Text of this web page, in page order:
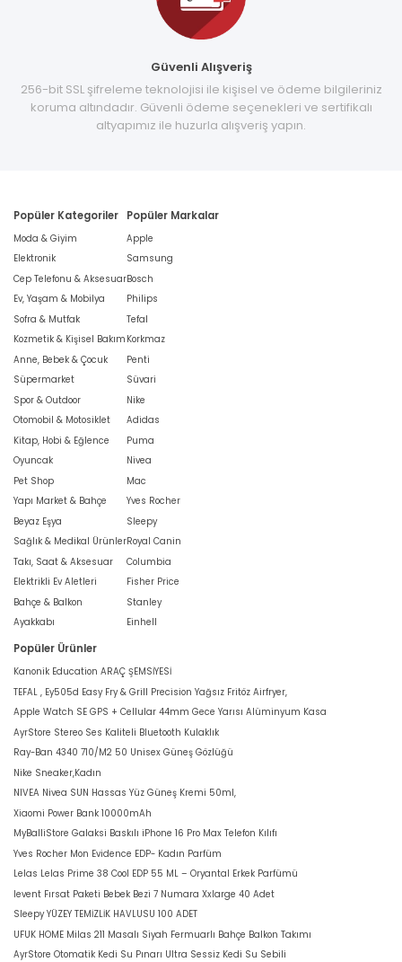
Güvenli Alışveriş
256-bit SSL şifreleme teknolojisi ile kişisel ve ödeme bilgileriniz
koruma altındadır. Güvenli ödeme seçenekleri ve sertifikalı
altyapımız ile huzurla alışveriş yapın.
Popüler Kategoriler
Moda & Giyim
Elektronik
Cep Telefonu & Aksesuar
Ev, Yaşam & Mobilya
Sofra & Mutfak
Kozmetik & Kişisel Bakım
Anne, Bebek & Çocuk
Süpermarket
Spor & Outdoor
Otomobil & Motosiklet
Kitap, Hobi & Eğlence
Oyuncak
Pet Shop
Yapı Market & Bahçe
Beyaz Eşya
Sağlık & Medikal Ürünler
Takı, Saat & Aksesuar
Elektrikli Ev Aletleri
Bahçe & Balkon
Ayakkabı
Popüler Markalar
Apple
Samsung
Bosch
Philips
Tefal
Korkmaz
Penti
Süvari
Nike
Adidas
Puma
Nivea
Mac
Yves Rocher
Sleepy
Royal Canin
Columbia
Fisher Price
Stanley
Einhell
Popüler Ürünler
Kanonik Education ARAÇ ŞEMSİYESİ
TEFAL , Ey505d Easy Fry & Grill Precision Yağsız Fritöz Airfryer,
Apple Watch SE GPS + Cellular 44mm Gece Yarısı Alüminyum Kasa
AyrStore Stereo Ses Kaliteli Bluetooth Kulaklık
Ray-Ban 4340 710/M2 50 Unisex Güneş Gözlüğü
Nike Sneaker,Kadın
NIVEA Nivea SUN Hassas Yüz Güneş Kremi 50ml,
Xiaomi Power Bank 10000mAh
MyBalliStore Galaksi Baskılı iPhone 16 Pro Max Telefon Kılıfı
Yves Rocher Mon Evidence EDP- Kadın Parfüm
Lelas Lelas Prime 38 Cool EDP 55 ML – Oryantal Erkek Parfümü
levent Fırsat Paketi Bebek Bezi 7 Numara Xxlarge 40 Adet
Sleepy YÜZEY TEMİZLİK HAVLUSU 100 ADET
UFUK HOME Milas 211 Masalı Siyah Fermuarlı Bahçe Balkon Takımı
AyrStore Otomatik Kedi Su Pınarı Ultra Sessiz Kedi Su Sebili